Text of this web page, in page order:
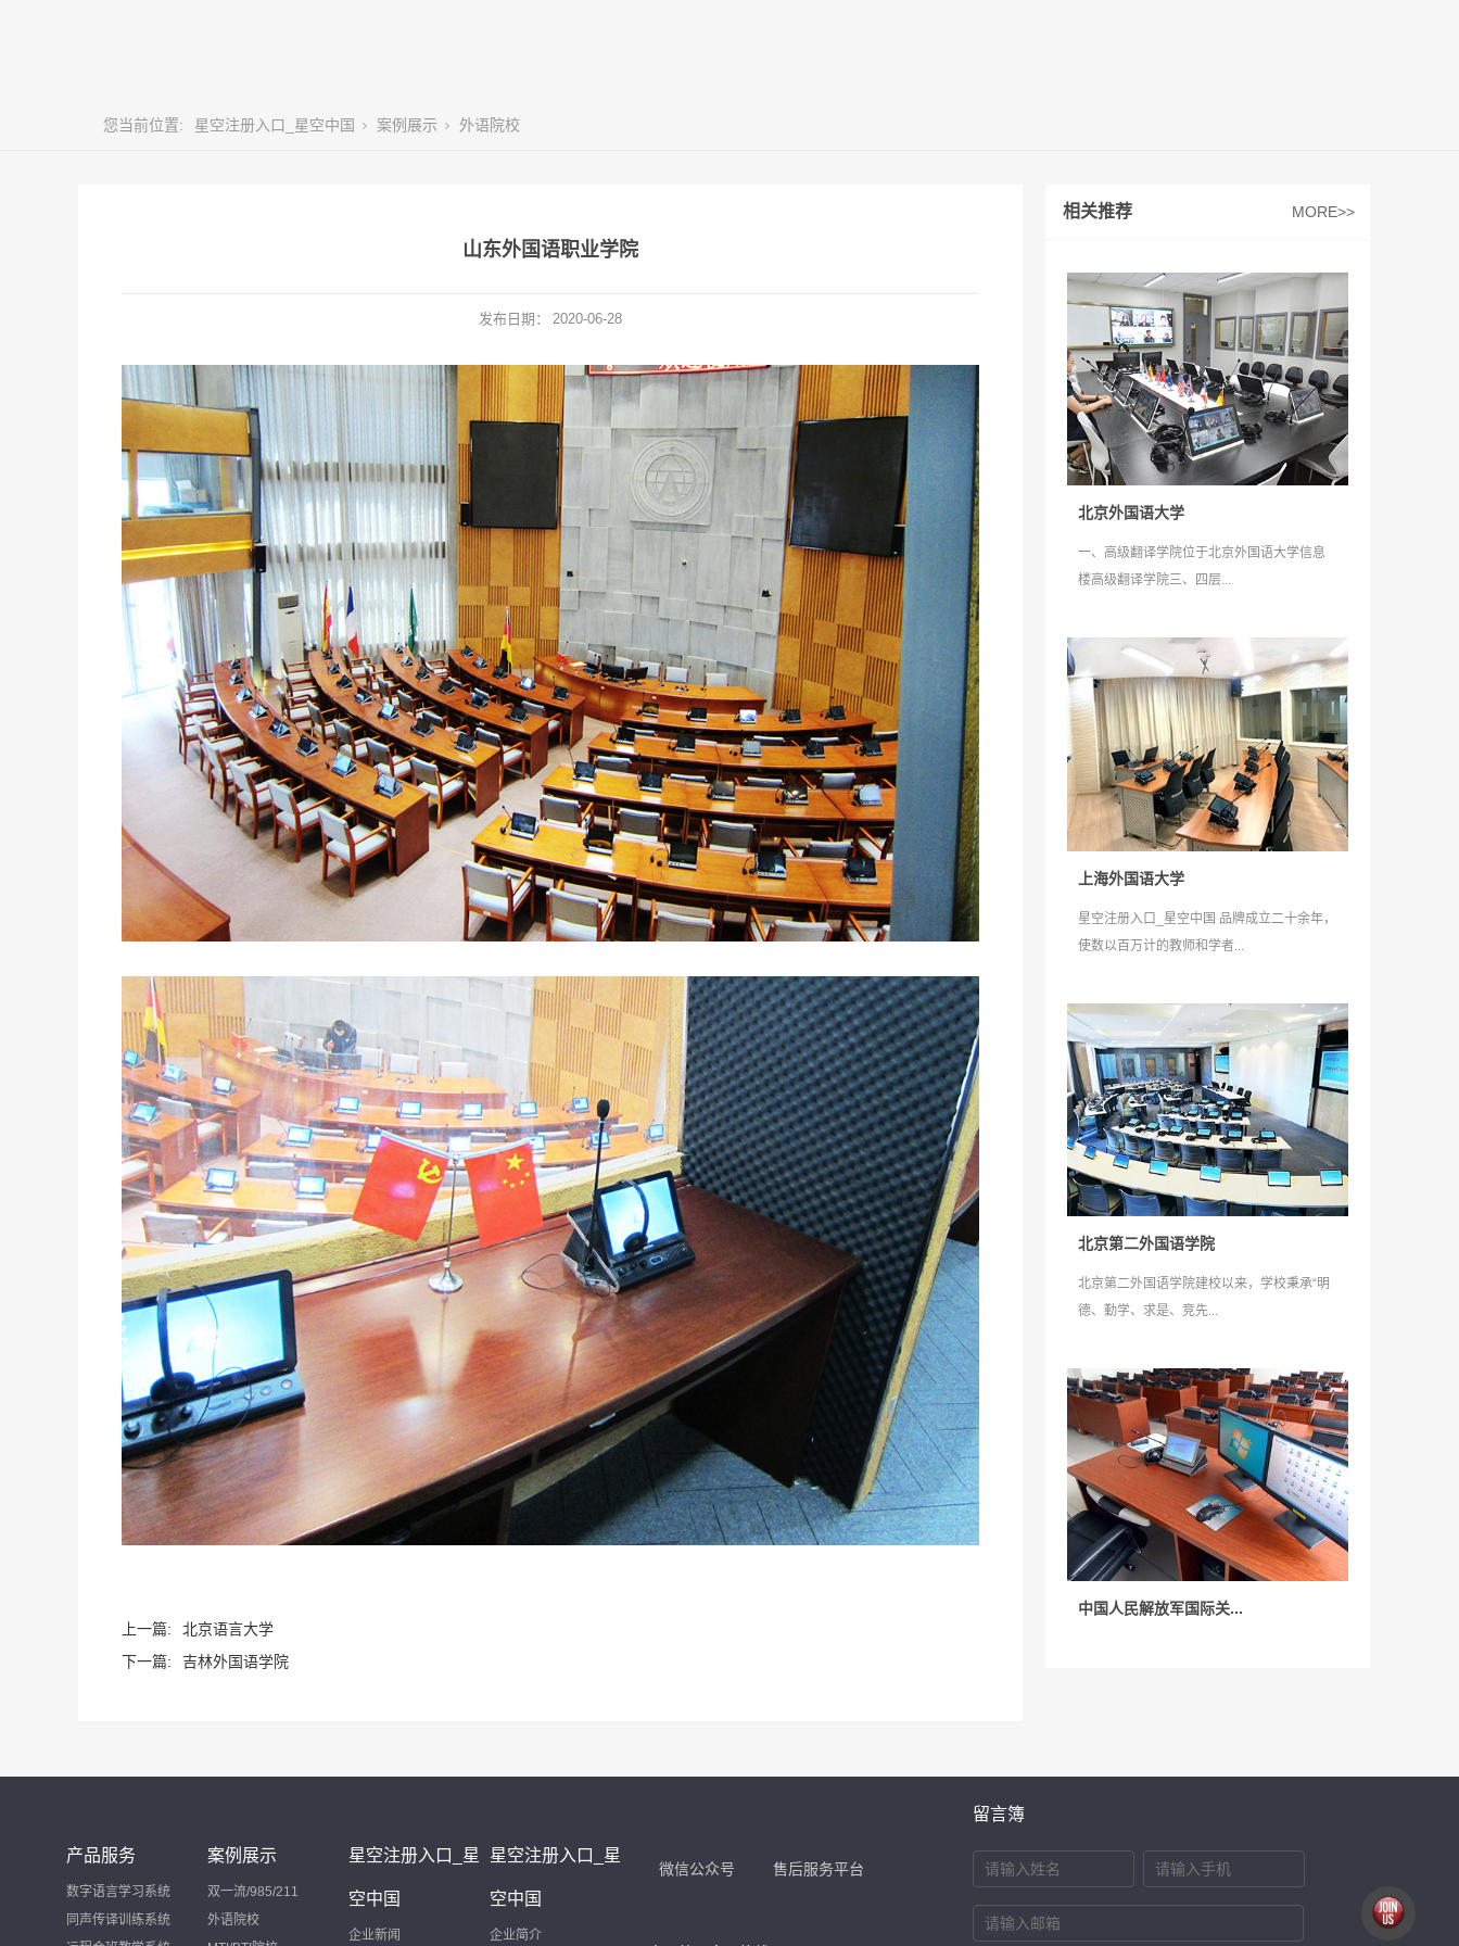
您当前位置: 星空注册入口_星空中国 案例展示 外语院校
山东外国语职业学院
发布日期： 2020-06-28
上一篇:
北京语言大学
下一篇:
吉林外国语学院
相关推荐 MORE>>
北京外国语大学
一、高级翻译学院位于北京外国语大学信息
楼高级翻译学院三、四层...
上海外国语大学
星空注册入口_星空中国 品牌成立二十余年，
使数以百万计的教师和学者...
北京第二外国语学院
北京第二外国语学院建校以来，学校秉承“明
德、勤学、求是、竞先...
中国人民解放军国际关...
产品服务
数字语言学习系统
同声传译训练系统
案例展示
双一流/985/211
外语院校
星空注册入口_星
空中国
企业新闻
星空注册入口_星
空中国
企业简介
微信公众号 售后服务平台
留言簿